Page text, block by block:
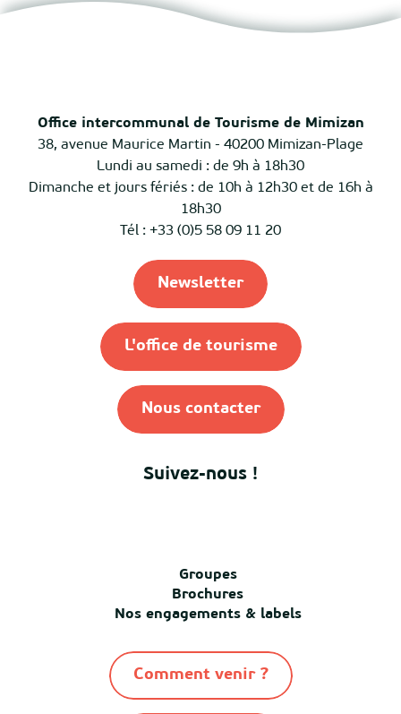
Office intercommunal de Tourisme de Mimizan
38, avenue Maurice Martin - 40200 Mimizan-Plage
Lundi au samedi : de 9h à 18h30
Dimanche et jours fériés : de 10h à 12h30 et de 16h à
18h30
Tél : +33 (0)5 58 09 11 20
Newsletter
L'office de tourisme
Nous contacter
Suivez-nous !
Groupes
Brochures
Nos engagements & labels
Comment venir ?